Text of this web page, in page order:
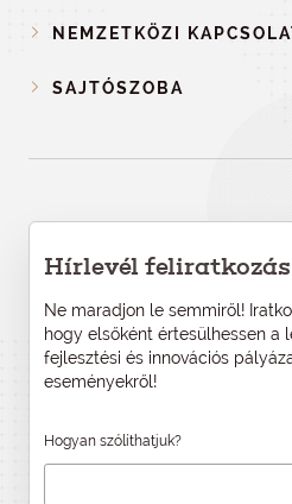
NEMZETKÖZI
SAJTÓSZOBA
Hírlevél feliratkozás
Ne maradjon le semmiről!
hogy elsőként értesülhessen a
fejlesztési és innovációs
eseményekről!
Hogyan szólíthatjuk?